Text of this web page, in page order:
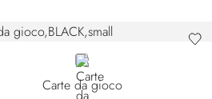
BLACK
Carte da gioco